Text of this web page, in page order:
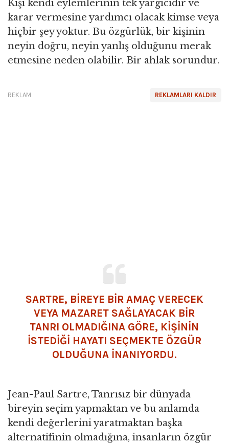
Kişi kendi eylemlerinin tek yargıcıdır ve
karar vermesine yardımcı olacak kimse veya
hiçbir şey yoktur. Bu özgürlük, bir kişinin
neyin doğru, neyin yanlış olduğunu merak
etmesine neden olabilir. Bir ahlak sorundur.
REKLAMLARI KALDIR
REKLAM
SARTRE, BİREYE BİR AMAÇ VERECEK
VEYA MAZARET SAĞLAYACAK BİR
TANRI OLMADIĞINA GÖRE, KİŞİNİN
İSTEDİĞİ HAYATI SEÇMEKTE ÖZGÜR
OLDUĞUNA İNANIYORDU.
Jean-Paul Sartre, Tanrısız bir dünyada
bireyin seçim yapmaktan ve bu anlamda
kendi değerlerini yaratmaktan başka
alternatifinin olmadığına, insanların özgür